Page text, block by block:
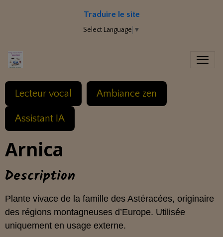
Traduire le site
Select Language ▼
Lecteur vocal Ambiance zen
Assistant IA
Arnica
Description
Plante vivace de la famille des Astéracées, originaire
des régions montagneuses d’Europe. Utilisée
uniquement en usage externe.